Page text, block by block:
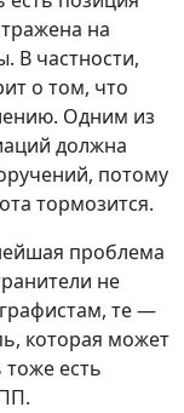
на
В частности,
о том, что
Одним из
должна
потому
тормозится.
проблема
не
те —
которая может
тоже есть